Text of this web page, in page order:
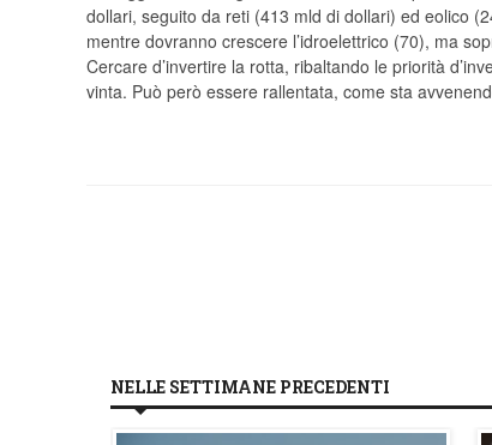
dollari, seguito da reti (413 mld di dollari) ed eolico
mentre dovranno crescere l’idroelettrico (70), ma
Cercare d’invertire la rotta, ribaltando le priorità
vinta. Può però essere rallentata, come sta
NELLE SETTIMANE PRECEDENTI